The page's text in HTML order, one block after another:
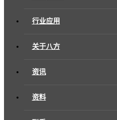
行业应用
关于八方
资讯
资料